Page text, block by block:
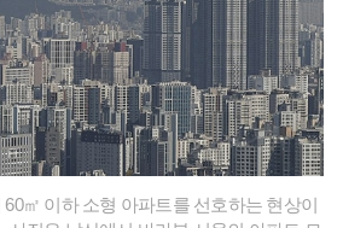
㎡ 이하 소형 아파트를 선호하는 현상이